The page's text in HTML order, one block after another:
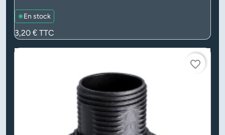
En stock
Prix
3,20 € TTC
favorite_border